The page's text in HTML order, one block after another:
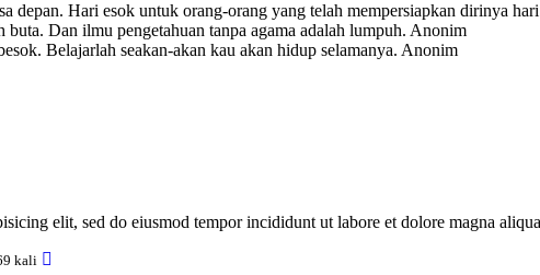
depan. Hari esok untuk orang-orang yang telah mempersiapkan dirinya
buta. Dan ilmu pengetahuan tanpa agama adalah lumpuh. Anonim
Belajarlah seakan-akan kau akan hidup selamanya. Anonim
elit, sed do eiusmod tempor incididunt ut labore et dolore magna
kali